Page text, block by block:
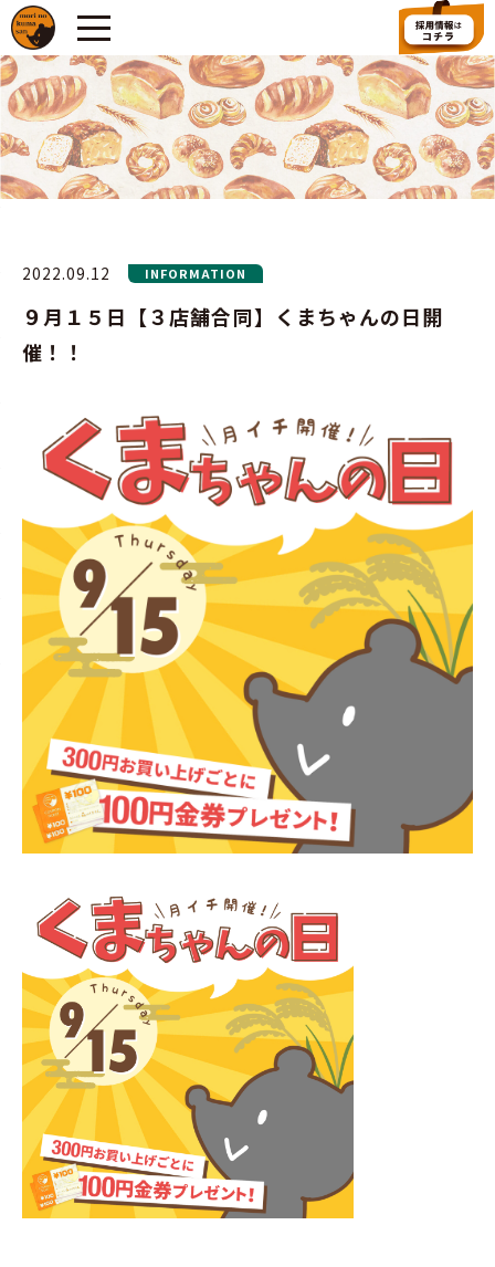
2022.09.12 INFORMATION
９月１５日【３店舗合同】くまちゃんの日開
催！！